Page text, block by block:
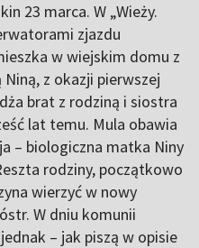
23 marca. W „Wieży.
zjazdu
w wiejskim domu z
z okazji pierwszej
brat z rodziną i siostra
lat temu. Mula obawia
– biologiczna matka Niny
rodziny, początkowo
wierzyć w nowy
W dniu komunii
– jak piszą w opisie